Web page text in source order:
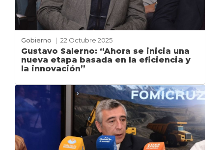
Gobierno | 22 Octubre 2025
Gustavo Salerno: “Ahora se inicia una
nueva etapa basada en la eficiencia y
la innovación”